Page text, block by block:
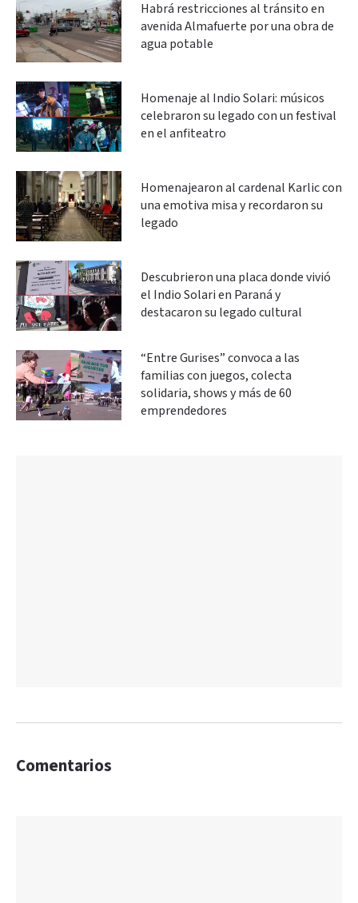
Habrá restricciones al tránsito en
avenida Almafuerte por una obra de
agua potable
Homenaje al Indio Solari: músicos
celebraron su legado con un festival
en el anfiteatro
Homenajearon al cardenal Karlic con
una emotiva misa y recordaron su
legado
Descubrieron una placa donde vivió
el Indio Solari en Paraná y
destacaron su legado cultural
“Entre Gurises” convoca a las
familias con juegos, colecta
solidaria, shows y más de 60
emprendedores
Comentarios